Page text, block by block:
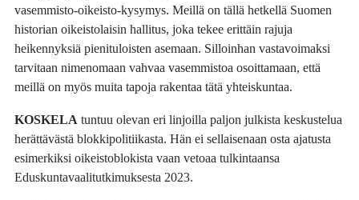
vasemmisto-oikeisto-kysymys. Meillä on tällä hetkellä Suomen
historian oikeistolaisin hallitus, joka tekee erittäin rajuja
heikennyksiä pienituloisten asemaan. Silloinhan vastavoimaksi
tarvitaan nimenomaan vahvaa vasemmistoa osoittamaan, että
meillä on myös muita tapoja rakentaa tätä yhteiskuntaa.
KOSKELA tuntuu olevan eri linjoilla paljon julkista keskustelua
herättävästä blokkipolitiikasta. Hän ei sellaisenaan osta ajatusta
esimerkiksi oikeistoblokista vaan vetoaa tulkintaansa
Eduskuntavaalitutkimuksesta 2023.